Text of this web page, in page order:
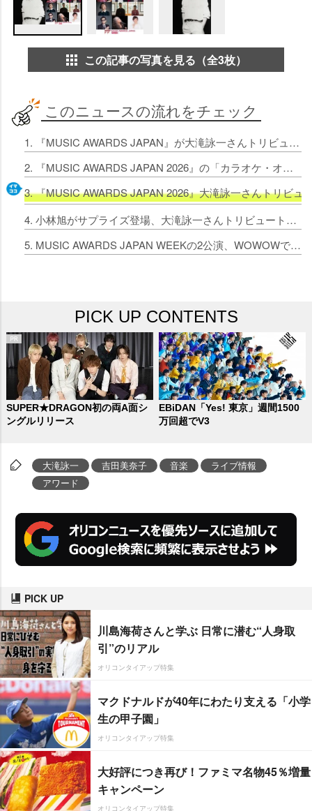
この記事の写真を見る（全3枚）
このニュースの流れをチェック
1. 『MUSIC AWARDS JAPAN』が大滝詠一さんトリビュート公演 伊藤銀次、トータス松本、ハンバート ハンバートら出演
2. 『MUSIC AWARDS JAPAN 2026』の「カラオケ・オブ・ザ・イヤー」中間発表 M!LK「好きすぎて滅！」がJ-Pop部門で1位に
3. 『MUSIC AWARDS JAPAN 2026』大滝詠一さんトリビ
4. 小林旭がサプライズ登場、大滝詠一さんトリビュート公演で名曲歌い継ぐ 吉田美奈子「もし逢えたら抱きしめてね、詠一さん！」【ライブレポート】
5. MUSIC AWARDS JAPAN WEEKの2公演、WOWOWで放送・配信決定 大滝詠一トリビュート＆高中正義×ANRI共演ライブ
PICK UP CONTENTS
SUPER★DRAGON初の両A面シ
ングルリリース
EBiDAN「Yes! 東京」週間1500
万回超でV3
大滝詠一 吉田美奈子 音楽
ライブ情報
アワード
PICK UP
川島海荷さんと学ぶ 日常に潜む“人身取
引”のリアル
オリコンタイアップ特集
マクドナルドが40年にわたり支える「小学
生の甲子園」
オリコンタイアップ特集
大好評につき再び！ファミマ名物45％増量
キャンペーン
オリコンタイアップ特集